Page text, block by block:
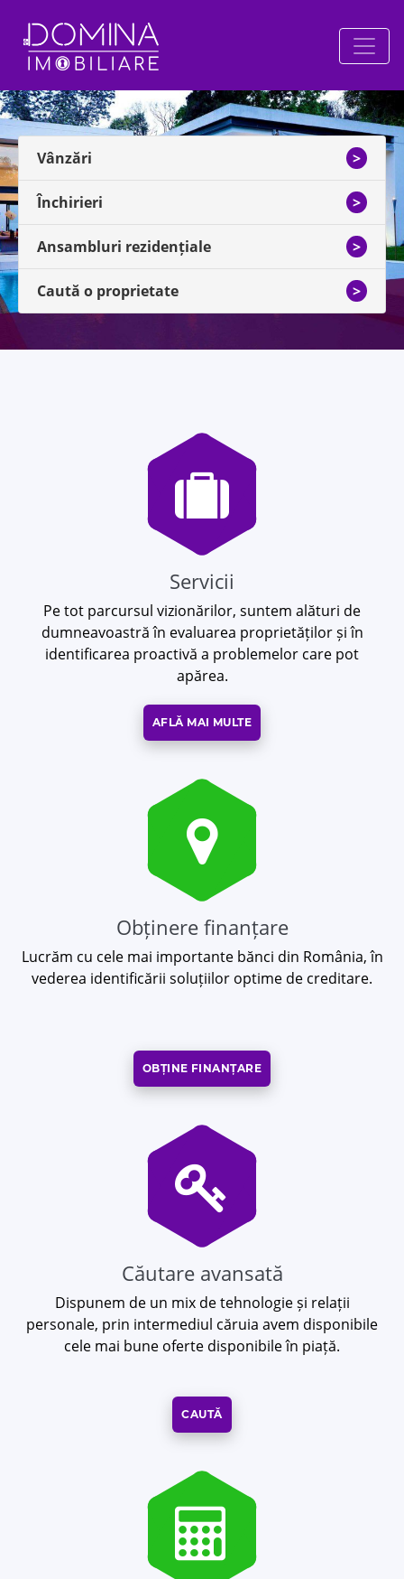
Vânzări >
Închirieri >
Ansambluri rezidențiale >
Caută o proprietate >
Servicii
Pe tot parcursul vizionărilor, suntem alături de
dumneavoastră în evaluarea proprietăților și în
identificarea proactivă a problemelor care pot
apărea.
AFLĂ MAI MULTE
Obținere finanțare
Lucrăm cu cele mai importante bănci din România, în
vederea identificării soluțiilor optime de creditare.
OBȚINE FINANȚARE
Căutare avansată
Dispunem de un mix de tehnologie și relații
personale, prin intermediul căruia avem disponibile
cele mai bune oferte disponibile în piață.
CAUTĂ